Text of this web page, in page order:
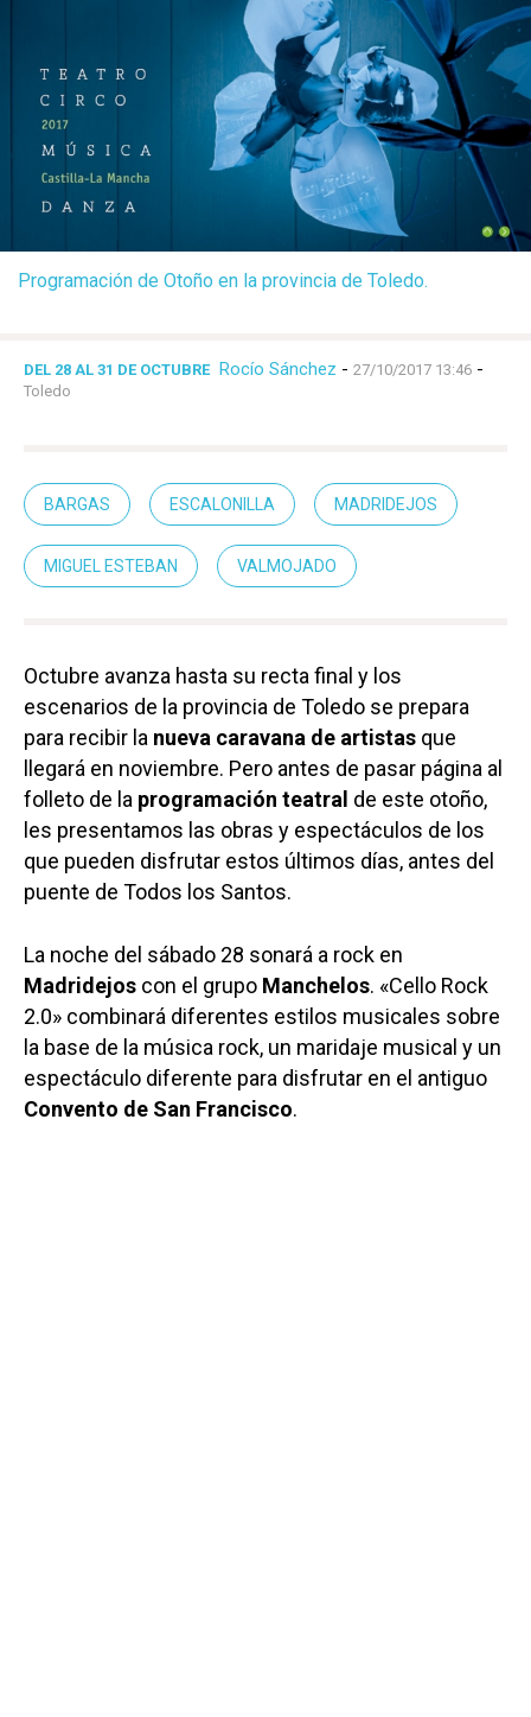
Programación de Otoño en la provincia de Toledo.
DEL 28 AL 31 DE OCTUBRE Rocío Sánchez - 27/10/2017 13:46 -
Toledo
BARGAS ESCALONILLA MADRIDEJOS
MIGUEL ESTEBAN VALMOJADO
Octubre avanza hasta su recta final y los
escenarios de la provincia de Toledo se prepara
para recibir la nueva caravana de artistas que
llegará en noviembre. Pero antes de pasar página al
folleto de la programación teatral de este otoño,
les presentamos las obras y espectáculos de los
que pueden disfrutar estos últimos días, antes del
puente de Todos los Santos.
La noche del sábado 28 sonará a rock en
Madridejos con el grupo Manchelos. «Cello Rock
2.0» combinará diferentes estilos musicales sobre
la base de la música rock, un maridaje musical y un
espectáculo diferente para disfrutar en el antiguo
Convento de San Francisco.